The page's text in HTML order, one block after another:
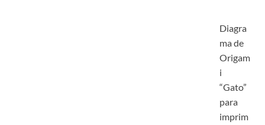
Diagra
ma de
Origam
i
“Gato”
para
imprim